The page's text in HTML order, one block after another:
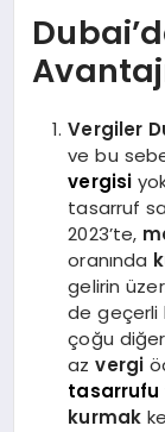
SPOR
DIĞER
Vergiler
ve bu
vergisi
tasarruf
2023’te,
oranında
gelirin
de geçerli
çoğu
azvergi
tasarrufu
kurmak